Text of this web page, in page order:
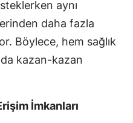
Osmaniye
Düzce
aynı
daha fazla
Böylece, hem sağlık
kazan-kazan
İmkanları